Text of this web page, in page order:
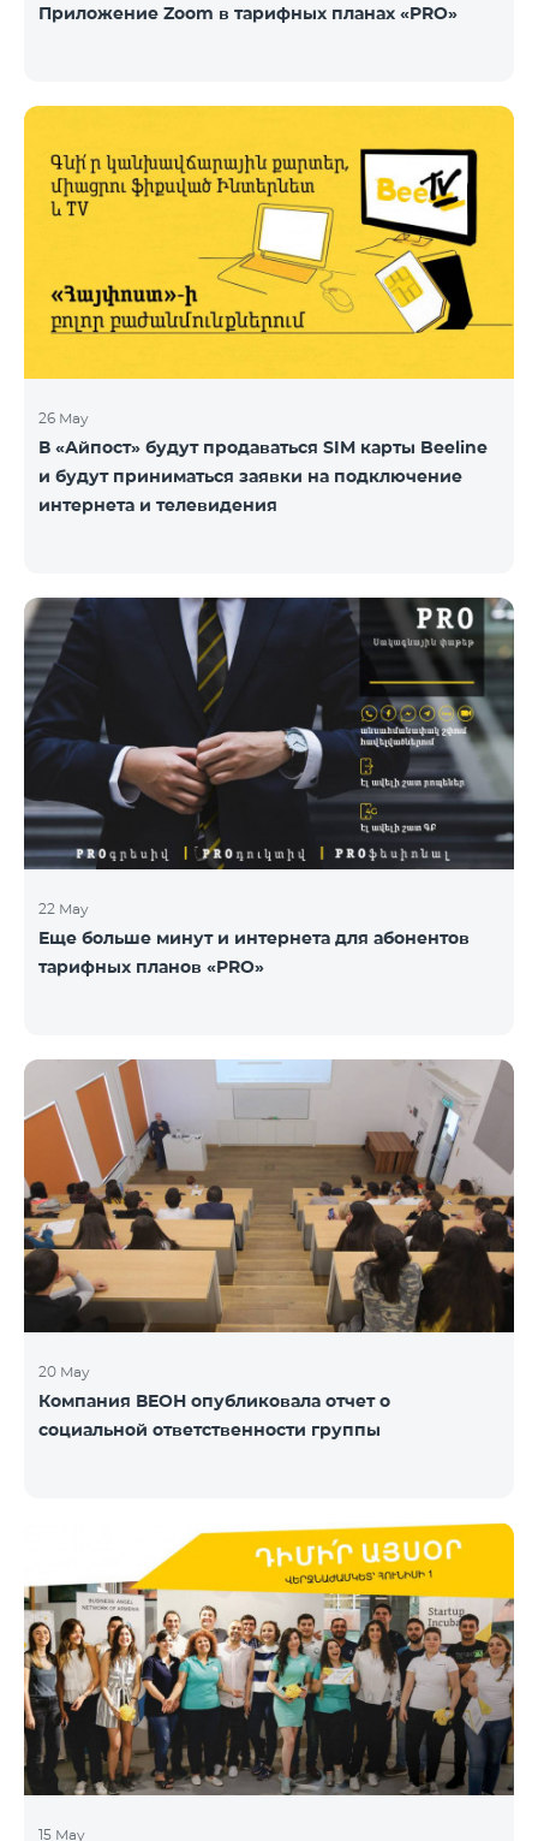
Приложение Zoom в тарифных планах «PRO»
26 May
В «Айпост» будут продаваться SIM карты Beeline
и будут приниматься заявки на подключение
интернета и телевидения
22 May
Еще больше минут и интернета для абонентов
тарифных планов «PRO»
20 May
Компания ВЕОН опубликовала отчет о
социальной ответственности группы
15 May